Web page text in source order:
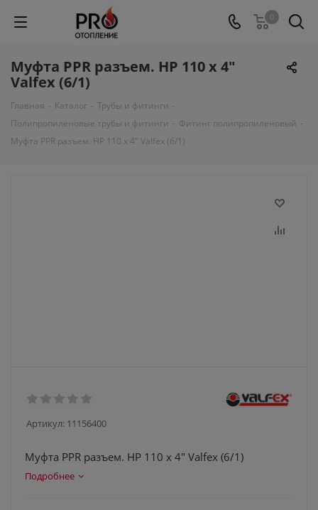
0
Муфта PPR разъем. НР 110 х 4"
Valfex (6/1)
Главная - Каталог - Трубы и фитинги -
Полипропиленовые трубы и фитинги - Фитинг полипропиленовый -
Муфта PPR разъем. НР 110 х 4" Valfex (6/1)
Артикул: 11156400
Муфта PPR разъем. НР 110 х 4" Valfex (6/1)
Подробнее